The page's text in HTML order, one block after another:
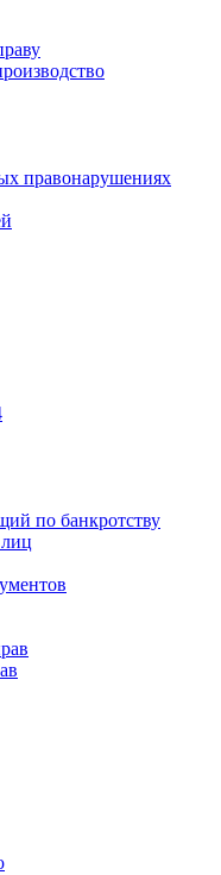
правонарушениях
по банкротству